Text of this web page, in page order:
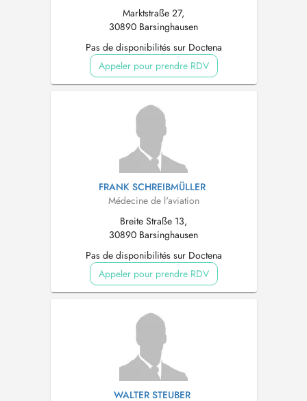
Marktstraße 27,
30890 Barsinghausen
Pas de disponibilités sur Doctena
Appeler pour prendre RDV
FRANK SCHREIBMÜLLER
Médecine de l'aviation
Breite Straße 13,
30890 Barsinghausen
Pas de disponibilités sur Doctena
Appeler pour prendre RDV
WALTER STEUBER